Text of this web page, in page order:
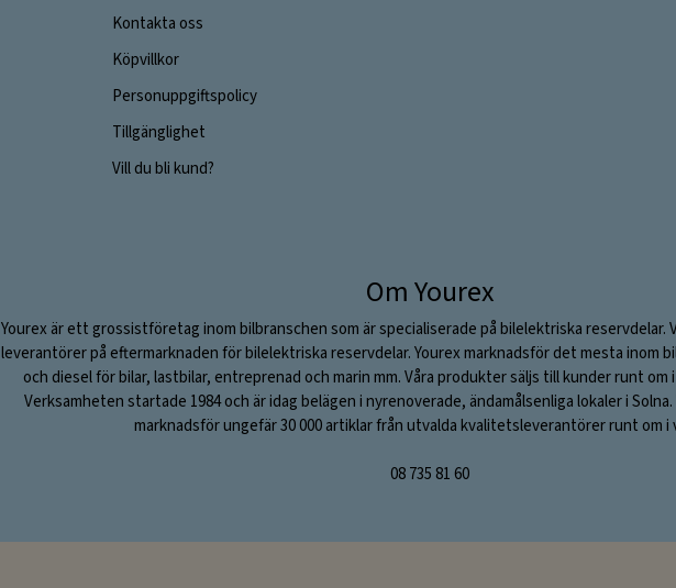
Kontakta oss
Köpvillkor
Personuppgiftspolicy
Tillgänglighet
Vill du bli kund?
Om Yourex
Yourex är ett grossistföretag inom bilbranschen som är specialiserade på bilelektriska reservdelar.
leverantörer på eftermarknaden för bilelektriska reservdelar. Yourex marknadsför det mesta inom
och diesel för bilar, lastbilar, entreprenad och marin mm. Våra produkter säljs till kunder runt om
Verksamheten startade 1984 och är idag belägen i nyrenoverade, ändamålsenliga lokaler i Solna.
marknadsför ungefär 30 000 artiklar från utvalda kvalitetsleverantörer runt om i
08 735 81 60